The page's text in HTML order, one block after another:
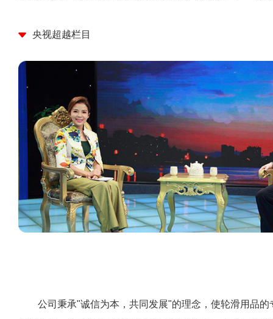
央视超越栏目
公司秉承"诚信为本，共同发展"的理念，使轮滑用品